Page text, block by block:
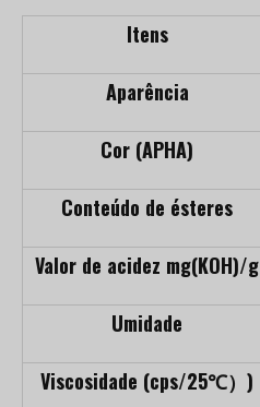
Itens
Aparência
Cor (APHA)
Conteúdo de ésteres
Valor de acidez mg(KOH)/g
Umidade
Viscosidade (cps/25℃）)